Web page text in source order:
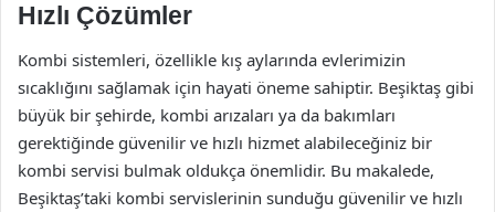
Hızlı Çözümler
Kombi sistemleri, özellikle kış aylarında evlerimizin
sıcaklığını sağlamak için hayati öneme sahiptir. Beşiktaş gibi
büyük bir şehirde, kombi arızaları ya da bakımları
gerektiğinde güvenilir ve hızlı hizmet alabileceğiniz bir
kombi servisi bulmak oldukça önemlidir. Bu makalede,
Beşiktaş’taki kombi servislerinin sunduğu güvenilir ve hızlı